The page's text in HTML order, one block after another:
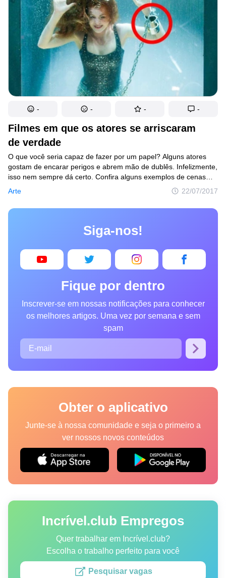
socorro. Nestes meses de inverno no Brasil, em que são comuns
os casos de bronquite, pneumonia e até gripe A, esse conselho
deve ser levado à risca. Na dúvida, vá ao médico e não espere
o quadro piorar.
Filmes em que os atores se arriscaram
de verdade
Arte 22/07/2017
O que você seria capaz de fazer por um papel? Alguns atores
gostam de encarar perigos e abrem mão de dublês. Infelizmente,
isso nem sempre dá certo. Confira alguns exemplos de cenas
que quase acabaram muito mal e que mostram que ser ator
- - - -
Siga-nos!
Fique por dentro
Inscrever-se em nossas notificações para conhecer
os melhores artigos. Uma vez por semana e sem
spam
Obter o aplicativo
Junte-se à nossa comunidade e seja o primeiro a
ver nossos novos conteúdos
Incrível.club Empregos
Quer trabalhar em Incrível.club?
Escolha o trabalho perfeito para você
Pesquisar vagas